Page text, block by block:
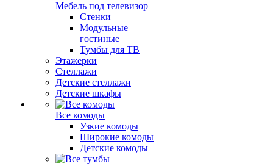
Мебель под телевизор
Стенки
Модульные
гостиные
Тумбы для ТВ
Этажерки
Стеллажи
Детские стеллажи
Детские шкафы
Все комоды
Узкие комоды
Широкие комоды
Детские комоды